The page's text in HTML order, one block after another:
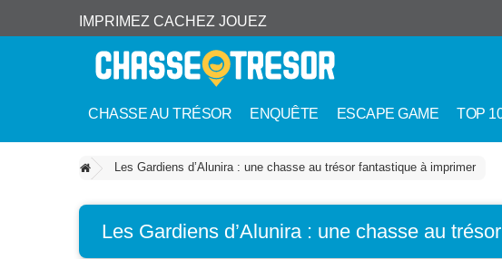
IMPRIMEZ CACHEZ JOUEZ
CHASSE AU TRÉSOR ENQUÊTE ESCAPE GAME TOP
Les Gardiens d’Alunira : une chasse au trésor fantastique à imprimer
Les Gardiens d’Alunira : une chasse au